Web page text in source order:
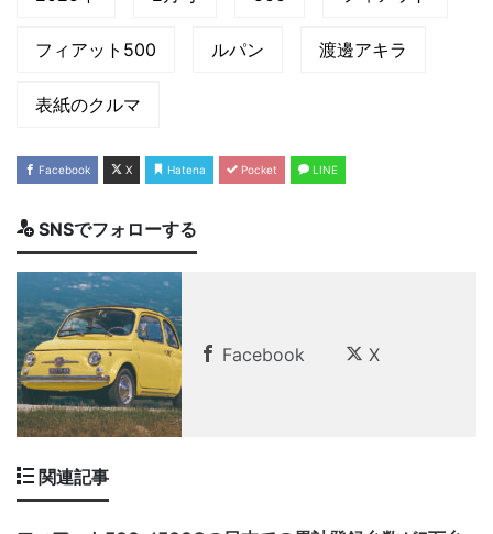
フィアット500 ルパン 渡邊アキラ
表紙のクルマ
Facebook X Hatena Pocket LINE
SNSでフォローする
Facebook X
関連記事